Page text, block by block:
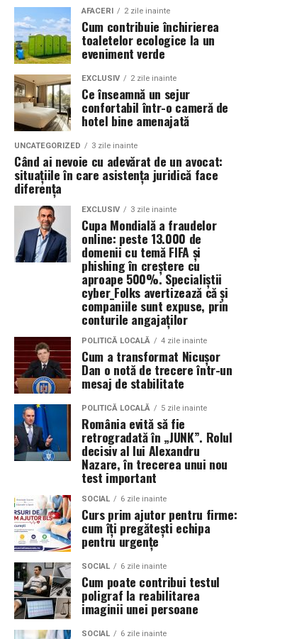
AFACERI 2 zile inainte
Cum contribuie închirierea
toaletelor ecologice la un
eveniment verde
EXCLUSIV 2 zile inainte
Ce înseamnă un sejur
confortabil într-o cameră de
hotel bine amenajată
UNCATEGORIZED 3 zile inainte
Când ai nevoie cu adevărat de un avocat:
situațiile în care asistența juridică face
diferența
EXCLUSIV 3 zile inainte
Cupa Mondială a fraudelor
online: peste 13.000 de
domenii cu temă FIFA și
phishing în creștere cu
aproape 500%. Specialiștii
cyber_Folks avertizează că și
companiile sunt expuse, prin
conturile angajaților
POLITICĂ LOCALĂ 4 zile inainte
Cum a transformat Nicușor
Dan o notă de trecere într-un
mesaj de stabilitate
POLITICĂ LOCALĂ 5 zile inainte
România evită să fie
retrogradată în „JUNK”. Rolul
decisiv al lui Alexandru
Nazare, în trecerea unui nou
test important
SOCIAL 6 zile inainte
Curs prim ajutor pentru firme:
cum îți pregătești echipa
pentru urgențe
SOCIAL 6 zile inainte
Cum poate contribui testul
poligraf la reabilitarea
imaginii unei persoane
SOCIAL 6 zile inainte